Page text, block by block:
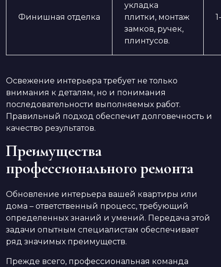
Финишная отделка
укладка
плитки, монтаж
замков, ручек,
плинтусов.
Освежение интерьера требует не только
внимания к деталям, но и понимания
последовательности выполняемых работ.
Правильный подход обеспечит долговечность и
качество результатов.
Преимущества
профессионального ремонта
Обновление интерьера вашей квартиры или
дома – ответственный процесс, требующий
определенных знаний и умений. Передача этой
задачи опытным специалистам обеспечивает
ряд значимых преимуществ.
Прежде всего, профессиональная команда